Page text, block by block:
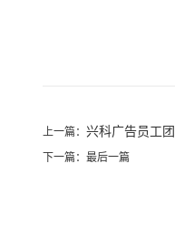
上一篇：兴科广告员工
下一篇：最后一篇